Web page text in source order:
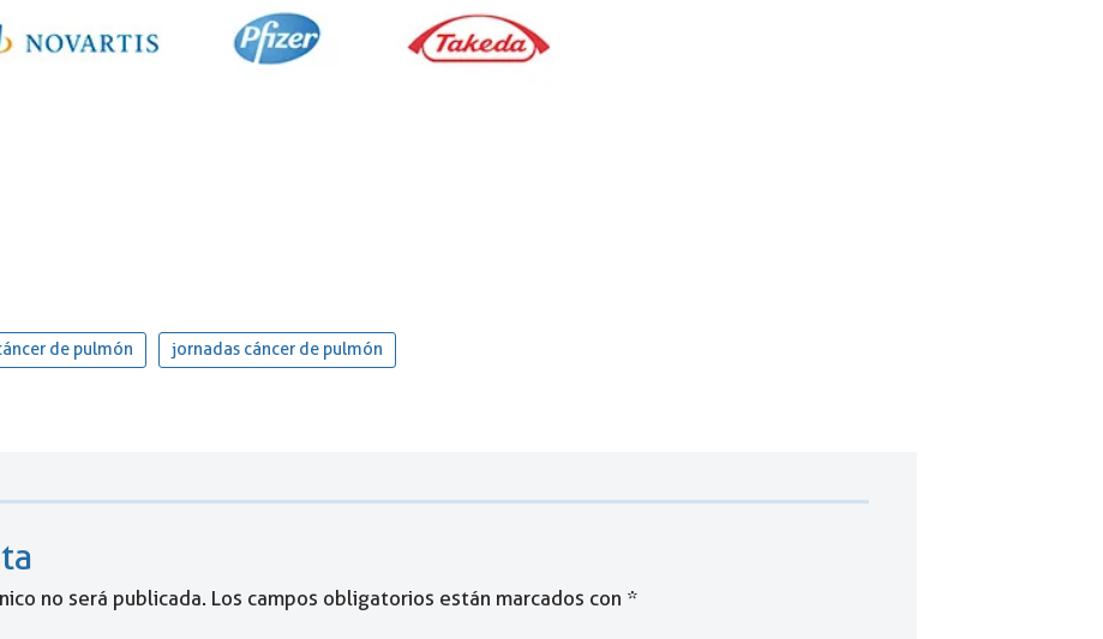
de pulmón jornadas cáncer de pulmón
no será publicada. Los campos obligatorios están marcados con *